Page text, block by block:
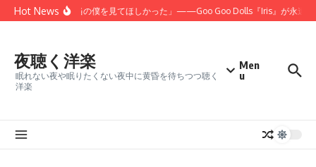
コンテンツへスキップ
Hot News
君にだけは、本当の僕を見てほしかった」——Goo Goo Dolls『Iris』が永遠のラ
夜聴く洋楽
眠れない夜や眠りたくない夜中に黄昏を待ちつつ聴く
洋楽
Men
u